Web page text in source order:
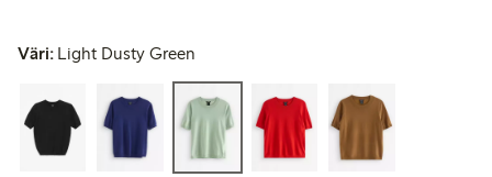
Väri: Light Dusty Green